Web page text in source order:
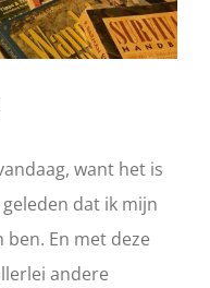
want het is
dat ik mijn
En met deze
andere